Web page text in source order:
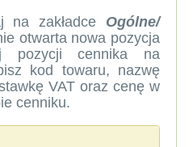
na zakładce Ogólne/
otwarta nowa pozycja
pozycji cennika na
kod towaru, nazwę
VAT oraz cenę w
cenniku.